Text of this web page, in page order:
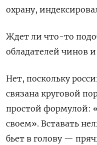
охрану,
Ждет ли что-то
обладателей чинов
Нет, поскольку
связана круговой
простой формулой:
своем». Вставать
бьет в голову —